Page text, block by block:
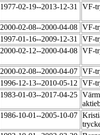
1977-02-19--2013-12-31 VF-
2000-02-08--2000-04-08 VF-
1997-01-16--2009-12-31
VF-
2000-02-12--2000-04-08 VF-
2000-02-08--2000-04-07 VF-
1996-12-13--2010-05-12
VF-
1983-01-03--2017-04-25
1986-10-01--2005-10-07